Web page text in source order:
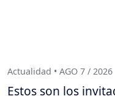
Actualidad • AGO 7 / 2026
Estos son los